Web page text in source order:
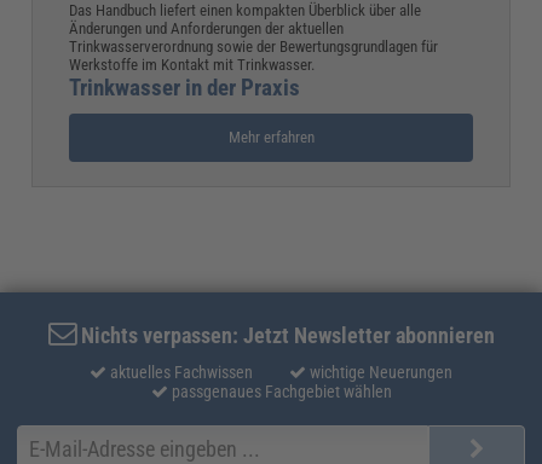
Das Handbuch liefert einen kompakten Überblick über alle
Änderungen und Anforderungen der aktuellen
Trinkwasserverordnung sowie der Bewertungsgrundlagen für
Werkstoffe im Kontakt mit Trinkwasser.
Trinkwasser in der Praxis
Mehr erfahren
Nichts verpassen: Jetzt Newsletter abonnieren
aktuelles Fachwissen
wichtige Neuerungen
passgenaues Fachgebiet wählen